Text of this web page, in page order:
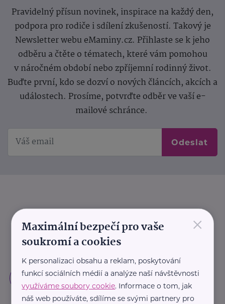
Pravidelný přísun novinek, inspirace na každý den,
podpora pro rodiče i sdílení zkušeností. Takový je
Newsletter webu eMaminy.cz. Přihlaste se k jeho
odběru a čtěte o tématech, které vám pomohou
v náročném období nebo zpříjemní rodinný život.
Buďte první, kdo se dozví o nových článcích, akcích a
událostech. Prosíme, potvrďte odběr ve vaší e-
mailové schránce.
Odeslat
×
Maximální bezpečí pro vaše
soukromí a cookies
K personalizaci obsahu a reklam, poskytování
funkcí sociálních médií a analýze naší návštěvnosti
využíváme soubory cookie. Informace o tom, jak
náš web používáte, sdílíme se svými partnery pro